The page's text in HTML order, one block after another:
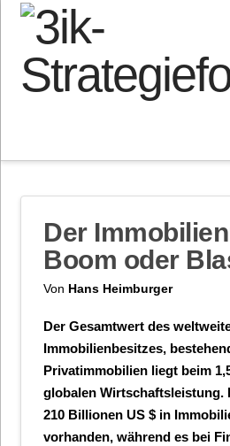
Der
Boom oder
Von Hans Heimburger
Der Gesamtwert des
Immobilienbesitzes,
Privatimmobilien liegt beim
globalen Wirtschaftsleistung.
210 Billionen US $ in
vorhanden, während es bei